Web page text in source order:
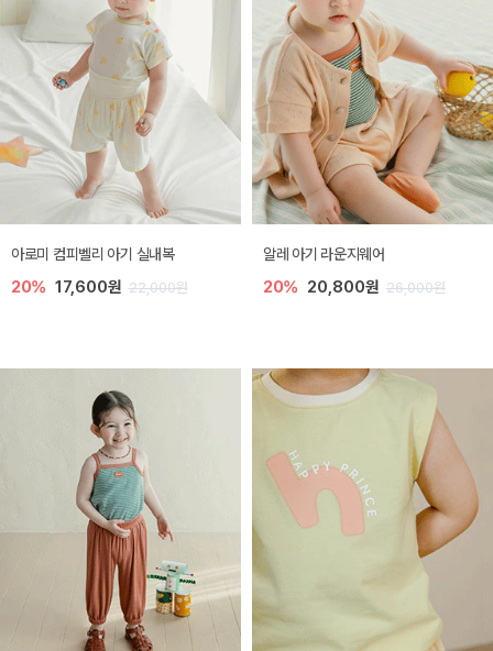
아로미 컴피벨리 아기 실내복
20% 17,600원 22,000원
알레 아기 라운지웨어
20% 20,800원 26,000원